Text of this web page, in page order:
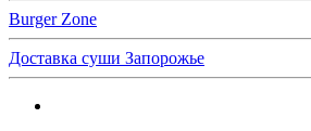
Burger Zone
Доставка суши Запорожье